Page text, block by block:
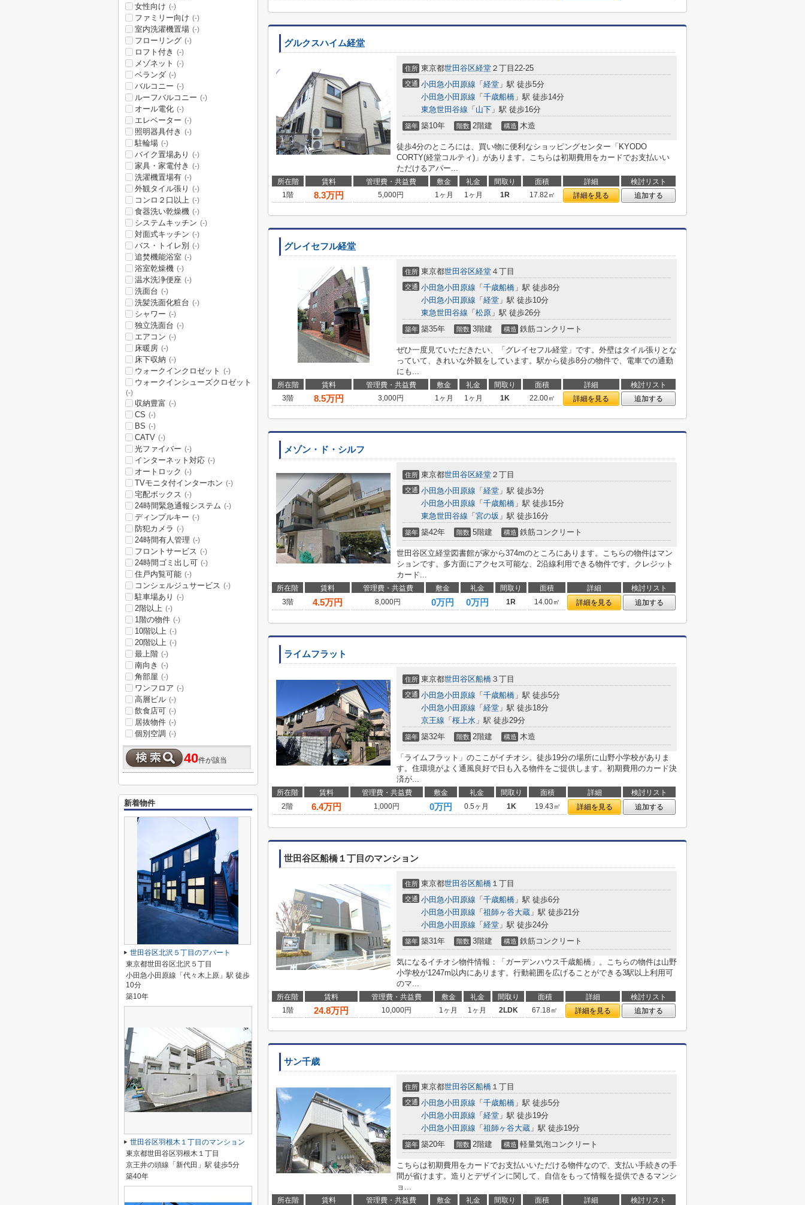
グルクスハイム経堂
住所 東京都世田谷区経堂 ２丁目22-25
交通 小田急小田原線 「 経堂 」駅 徒歩5分
小田急小田原線 「 千歳船橋 」駅 徒歩14分
東急世田谷線 「 山下 」駅 徒歩16分
築年 築10年 階数 2階建 構造 木造
徒歩4分のところには、買い物に便利なショッピングセンター「KYODO
CORTY(経堂コルティ)」があります。こちらは初期費用をカードでお支払いい
ただけるアパー...
所在階 賃料 管理費・共益費 敷金 礼金 間取り 面積 詳細
検討リスト
1階
8.3万円 5,000円 1ヶ月 1ヶ月 1R 17.82㎡ 詳細を見る 追加する
グレイセフル経堂
住所 東京都世田谷区経堂 ４丁目
交通 小田急小田原線 「 千歳船橋 」駅 徒歩8分
小田急小田原線 「 経堂 」駅 徒歩10分
東急世田谷線 「 松原 」駅 徒歩26分
築年 築35年 階数 3階建 構造 鉄筋コンクリート
ぜひ一度見ていただきたい、「グレイセフル経堂」です。外壁はタイル張りとな
っていて、きれいな外観をしています。駅から徒歩8分の物件で、電車での通勤
にも...
所在階 賃料 管理費・共益費 敷金 礼金 間取り 面積 詳細
検討リスト
3階
8.5万円 3,000円 1ヶ月 1ヶ月 1K 22.00㎡ 詳細を見る 追加する
メゾン・ド・シルフ
住所 東京都世田谷区経堂 ２丁目
交通 小田急小田原線 「 経堂 」駅 徒歩3分
小田急小田原線 「 千歳船橋 」駅 徒歩15分
東急世田谷線 「 宮の坂 」駅 徒歩16分
築年 築42年 階数 5階建 構造 鉄筋コンクリート
世田谷区立経堂図書館が家から374mのところにあります。こちらの物件はマン
ションです。多方面にアクセス可能な、2沿線利用できる物件です。クレジット
カード...
所在階 賃料 管理費・共益費 敷金 礼金 間取り 面積 詳細
検討リスト
3階
4.5万円 8,000円 0万円 0万円 1R 14.00㎡ 詳細を見る 追加する
ライムフラット
住所 東京都世田谷区船橋 ３丁目
交通 小田急小田原線 「 千歳船橋 」駅 徒歩5分
小田急小田原線 「 経堂 」駅 徒歩18分
京王線 「 桜上水 」駅 徒歩29分
築年 築32年 階数 2階建 構造 木造
「ライムフラット」のここがイチオシ。徒歩19分の場所に山野小学校がありま
す。住環境がよく通風良好で日も入る物件をご提供します。初期費用のカード決
済が...
所在階 賃料 管理費・共益費 敷金 礼金 間取り 面積 詳細
検討リスト
2階
6.4万円 1,000円 0万円 0.5ヶ月 1K 19.43㎡ 詳細を見る 追加する
世田谷区船橋１丁目のマンション
住所 東京都世田谷区船橋 １丁目
交通 小田急小田原線 「 千歳船橋 」駅 徒歩6分
小田急小田原線 「 祖師ヶ谷大蔵 」駅 徒歩21分
小田急小田原線 「 経堂 」駅 徒歩24分
築年 築31年 階数 3階建 構造 鉄筋コンクリート
気になるイチオシ物件情報：「ガーデンハウス千歳船橋」。こちらの物件は山野
小学校が1247m以内にあります。行動範囲を広げることができる3駅以上利用可
のマ...
所在階 賃料 管理費・共益費 敷金 礼金 間取り 面積 詳細
検討リスト
1階
24.8万円 10,000円 1ヶ月 1ヶ月 2LDK 67.18㎡ 詳細を見る 追加する
サン千歳
住所 東京都世田谷区船橋 １丁目
交通 小田急小田原線 「 千歳船橋 」駅 徒歩5分
小田急小田原線 「 経堂 」駅 徒歩19分
小田急小田原線 「 祖師ヶ谷大蔵 」駅 徒歩19分
築年 築20年 階数 2階建 構造 軽量気泡コンクリート
こちらは初期費用をカードでお支払いいただける物件なので、支払い手続きの手
間が省けます。造りとデザインに関して、自信をもって情報を提供できるマンシ
ョ...
所在階 賃料 管理費・共益費 敷金 礼金 間取り 面積 詳細 検討リスト
女性向け (-)
ファミリー向け (-)
室内洗濯機置場 (-)
フローリング (-)
ロフト付き (-)
メゾネット (-)
ベランダ (-)
バルコニー (-)
ルーフバルコニー (-)
オール電化 (-)
エレベーター (-)
照明器具付き (-)
駐輪場 (-)
バイク置場あり (-)
家具・家電付き (-)
洗濯機置場有 (-)
外観タイル張り (-)
コンロ２口以上 (-)
食器洗い乾燥機 (-)
システムキッチン (-)
対面式キッチン (-)
バス・トイレ別 (-)
追焚機能浴室 (-)
浴室乾燥機 (-)
温水洗浄便座 (-)
洗面台 (-)
洗髪洗面化粧台 (-)
シャワー (-)
独立洗面台 (-)
エアコン (-)
床暖房 (-)
床下収納 (-)
ウォークインクロゼット (-)
ウォークインシューズクロゼット
(-)
収納豊富 (-)
CS (-)
BS (-)
CATV (-)
光ファイバー (-)
インターネット対応 (-)
オートロック (-)
TVモニタ付インターホン (-)
宅配ボックス (-)
24時間緊急通報システム (-)
ディンプルキー (-)
防犯カメラ (-)
24時間有人管理 (-)
フロントサービス (-)
24時間ゴミ出し可 (-)
住戸内覧可能 (-)
コンシェルジュサービス (-)
駐車場あり (-)
2階以上 (-)
1階の物件 (-)
10階以上 (-)
20階以上 (-)
最上階 (-)
南向き (-)
角部屋 (-)
ワンフロア (-)
高層ビル (-)
飲食店可 (-)
居抜物件 (-)
個別空調 (-)
40件が該当
新着物件
世田谷区北沢５丁目のアパート
東京都世田谷区北沢５丁目
小田急小田原線「代々木上原」駅 徒歩
10分
築10年
世田谷区羽根木１丁目のマンション
東京都世田谷区羽根木１丁目
京王井の頭線「新代田」駅 徒歩5分
築40年